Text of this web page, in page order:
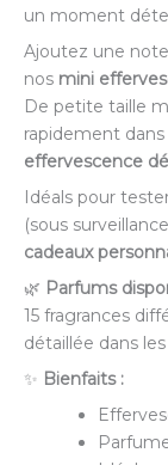
un moment
Ajoutez une
nos mini
De petite taille
rapidement dans
effervescence
Idéals pour
(sous
cadeaux
🌿 Parfums
15 fragrances
détaillée dans
✨ Bienfaits :